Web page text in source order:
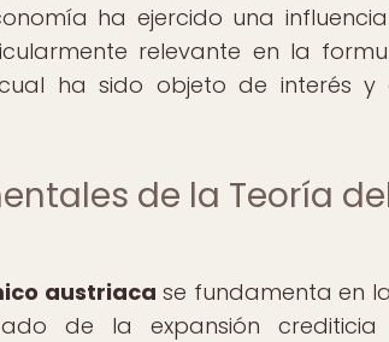
ha ejercido una
relevante en la
ha sido objeto de interés
de la Teoría
austriaca se fundamenta en
de la expansión